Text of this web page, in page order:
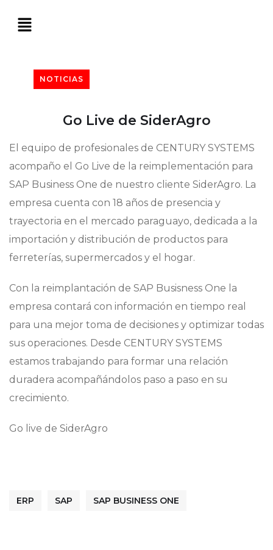
NOTICIAS
Go Live de SiderAgro
El equipo de profesionales de CENTURY SYSTEMS
acompaño el Go Live de la reimplementación para
SAP Business One de nuestro cliente SiderAgro. La
empresa cuenta con 18 años de presencia y
trayectoria en el mercado paraguayo, dedicada a la
importación y distribución de productos para
ferreterías, supermercados y el hogar.
Con la reimplantación de SAP Busisness One la
empresa contará con información en tiempo real
para una mejor toma de decisiones y optimizar todas
sus operaciones. Desde CENTURY SYSTEMS
estamos trabajando para formar una relación
duradera acompañándolos paso a paso en su
crecimiento.
Go live de SiderAgro
ERP SAP SAP BUSINESS ONE